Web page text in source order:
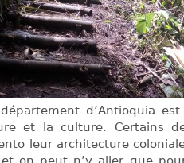
d’Antioquia
et la culture. Certains
leur architecture
on peut n’y aller que